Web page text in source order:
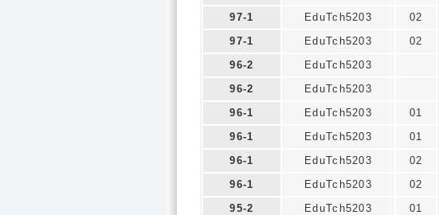
97-1
EduTch5203 02
97-1
EduTch5203 02
96-2
EduTch5203
96-2
EduTch5203
96-1
EduTch5203 01
96-1
EduTch5203 01
96-1
EduTch5203 02
96-1
EduTch5203 02
95-2
EduTch5203 01